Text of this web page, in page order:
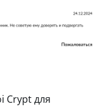
Crypt для